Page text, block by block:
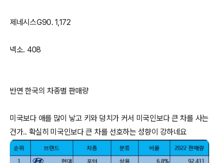
제네시스G90. 1,172
넥소. 408
반면 한국의 차종별 판매량
미국보다 애를 많이 낳고 키와 덩치가 커서 미국인보다 큰 차를 사는
건가.. 확실히 미국인보다 큰 차를 선호하는 성향이 강하네요